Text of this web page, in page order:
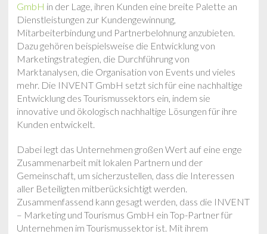
GmbH in der Lage, ihren Kunden eine breite Palette an
Dienstleistungen zur Kundengewinnung,
Mitarbeiterbindung und Partnerbelohnung anzubieten.
Dazu gehören beispielsweise die Entwicklung von
Marketingstrategien, die Durchführung von
Marktanalysen, die Organisation von Events und vieles
mehr. Die INVENT GmbH setzt sich für eine nachhaltige
Entwicklung des Tourismussektors ein, indem sie
innovative und ökologisch nachhaltige Lösungen für ihre
Kunden entwickelt.
Dabei legt das Unternehmen großen Wert auf eine enge
Zusammenarbeit mit lokalen Partnern und der
Gemeinschaft, um sicherzustellen, dass die Interessen
aller Beteiligten mitberücksichtigt werden.
Zusammenfassend kann gesagt werden, dass die INVENT
– Marketing und Tourismus GmbH ein Top-Partner für
Unternehmen im Tourismussektor ist. Mit ihrem